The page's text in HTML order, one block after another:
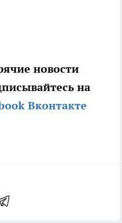
новости
на
Вконтакте